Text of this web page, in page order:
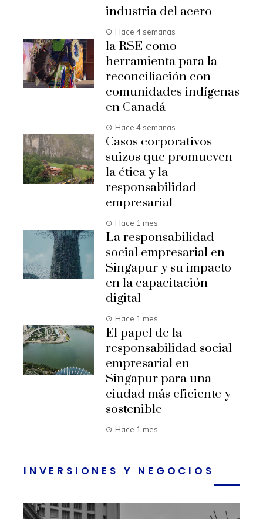
industria del acero
Hace 4 semanas
la RSE como
herramienta para la
reconciliación con
comunidades indígenas
en Canadá
Hace 4 semanas
Casos corporativos
suizos que promueven
la ética y la
responsabilidad
empresarial
Hace 1 mes
La responsabilidad
social empresarial en
Singapur y su impacto
en la capacitación
digital
Hace 1 mes
El papel de la
responsabilidad social
empresarial en
Singapur para una
ciudad más eficiente y
sostenible
Hace 1 mes
INVERSIONES Y NEGOCIOS